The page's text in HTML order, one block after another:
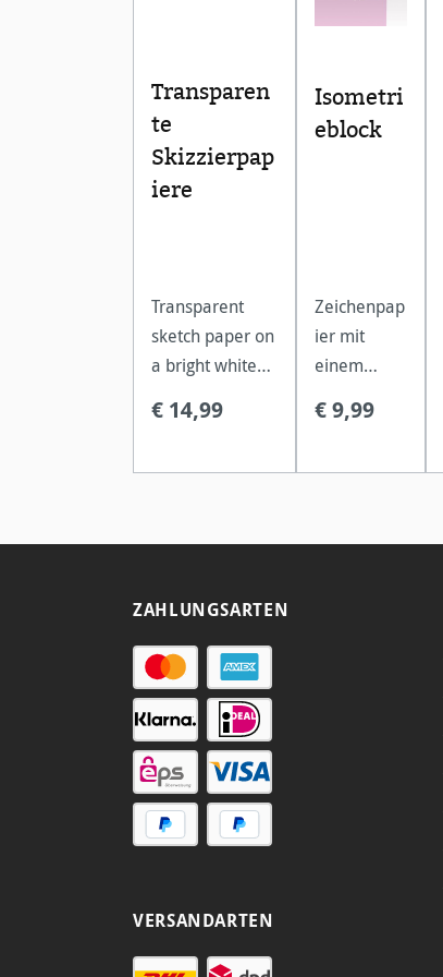
Transparen
te
Skizzierpap
iere
Transparent
sketch paper on
a bright white
architects,
designers and
€ 14,99
Isometri
eblock
Zeichenpap
ier mit
einem
Koordinate
€ 9,99
ZAHLUNGSARTEN
VERSANDARTEN